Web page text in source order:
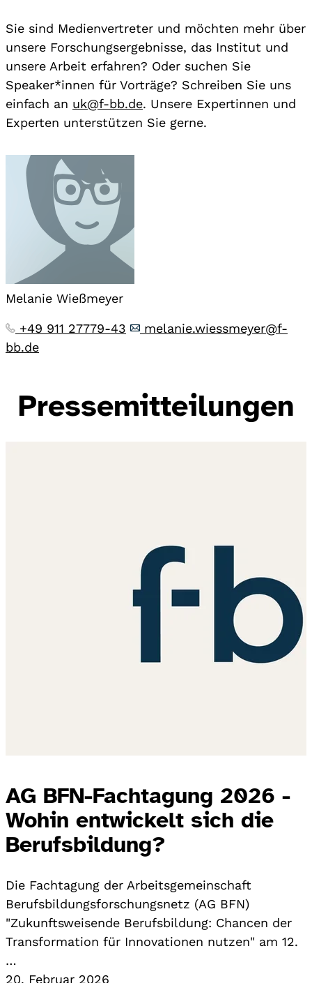
Sie sind Medienvertreter und möchten mehr über
unsere Forschungsergebnisse, das Institut und
unsere Arbeit erfahren? Oder suchen Sie
Speaker*innen für Vorträge? Schreiben Sie uns
einfach an uk@f-bb.de. Unsere Expertinnen und
Experten unterstützen Sie gerne.
Melanie Wießmeyer
+49 911 27779-43
melanie.wiessmeyer@f-
bb.de
Pressemitteilungen
AG BFN-Fachtagung 2026 -
Wohin entwickelt sich die
Berufsbildung?
Die Fachtagung der Arbeitsgemeinschaft
Berufsbildungsforschungsnetz (AG BFN)
"Zukunftsweisende Berufsbildung: Chancen der
Transformation für Innovationen nutzen" am 12.
…
20. Februar 2026